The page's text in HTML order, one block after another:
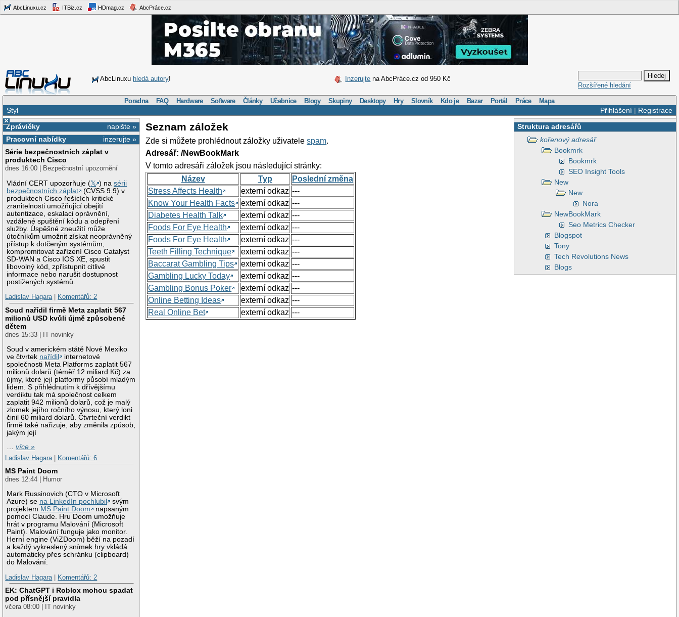
AbcLinuxu.cz ITBiz.cz HDmag.cz AbcPráce.cz
AbcLinuxu hledá autory! Inzerujte na AbcPráce.cz od 950 Kč
Rozšířené hledání
Poradna FAQ Hardware Software Články Učebnice Blogy Skupiny Desktopy Hry Slovník Kdo je Bazar Portál Práce Mapa
Přihlášení| Registrace
Styl
×
napište »
Zprávičky
inzerujte »
Pracovní nabídky
Série bezpečnostních záplat v
produktech Cisco
dnes 16:00 | Bezpečnostní upozornění
Vládní CERT upozorňuje (𝕏 ) nasérii
bezpečnostních záplat
(CVSS 9.9) v
produktech Cisco řešících kritické
zranitelnosti umožňující obejití
autentizace, eskalaci oprávnění,
vzdálené spuštění kódu a odepření
služby. Úspěšné zneužití může
útočníkům umožnit získat neoprávněný
přístup k dotčeným systémům,
kompromitovat zařízení Cisco Catalyst
SD-WAN a Cisco IOS XE, spustit
libovolný kód, zpřístupnit citlivé
informace nebo narušit dostupnost
postižených systémů.
Ladislav Hagara| Komentářů: 2
Soud nařídil firmě Meta zaplatit 567
milionů USD kvůli újmě způsobené
dětem
dnes 15:33 | IT novinky
Soud v americkém státě Nové Mexiko
ve čtvrtek nařídil
internetové
společnosti Meta Platforms zaplatit 567
milionů dolarů (téměř 12 miliard Kč) za
újmy, které její platformy působí mladým
lidem. S přihlédnutím k dřívějšímu
verdiktu tak má společnost celkem
zaplatit 942 milionů dolarů, což je malý
zlomek jejího ročního výnosu, který loni
činil 60 miliard dolarů. Čtvrteční verdikt
firmě také nařizuje, aby změnila způsob,
jakým její
…více »
Ladislav Hagara
Komentářů: 6
MS Paint Doom
dnes 12:44 | Humor
Mark Russinovich (CTO v Microsoft
Azure) se na LinkedIn pochlubil
svým
projektem MS Paint Doom
napsaným
pomocí Claude. Hru Doom umožňuje
hrát v programu Malování (Microsoft
Paint). Malování funguje jako monitor.
Herní engine (ViZDoom) běží na pozadí
a každý vykreslený snímek hry vkládá
automaticky přes schránku (clipboard)
do Malování.
Ladislav Hagara
Komentářů: 2
EK: ChatGPT i Roblox mohou spadat
pod přísnější pravidla
včera 08:00 | IT novinky
Struktura adresářů
kořenový adresář
Bookmrk
Bookmrk
SEO Insight Tools
New
New
Nora
NewBookMark
Seo Metrics Checker
Blogspot
Tony
Tech Revolutions News
Blogs
Seznam záložek
Zde si můžete prohlédnout záložky uživatelespam.
Adresář: /NewBookMark
V tomto adresáři záložek jsou následující stránky:
Název
Typ
Poslední změna
Stress Affects Health
externí odkaz ---
Know Your Health Facts
externí odkaz ---
Diabetes Health Talk
externí odkaz ---
Foods For Eye Health
externí odkaz ---
Foods For Eye Health
externí odkaz ---
Teeth Filling Technique
externí odkaz ---
Baccarat Gambling Tips
externí odkaz ---
Gambling Lucky Today
externí odkaz ---
Gambling Bonus Poker
externí odkaz ---
Online Betting Ideas
externí odkaz ---
Real Online Bet
externí odkaz ---